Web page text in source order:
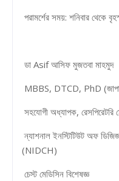
পরামর্শের সময়: শনিবার
ডা Asif আসিফ মুজতবা মাহমুদ
MBBS, DTCD, PhD
সহযোগী অধ্যাপক, রেসপিরেটরি
ন্যাশনাল ইনস্টিটিউট অফ
(NIDCH)
চেস্ট মেডিসিন বিশেষজ্ঞ